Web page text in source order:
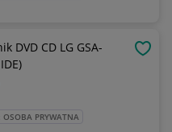
DVD CD LG GSA-
OSOBA PRYWATNA